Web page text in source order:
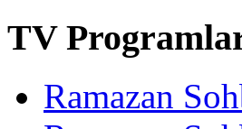
TV
Ramazan